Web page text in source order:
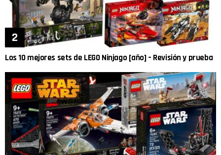
Los 10 mejores sets de LEGO Ninjago [año] – Revisión y prueba